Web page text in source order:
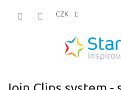
CZK